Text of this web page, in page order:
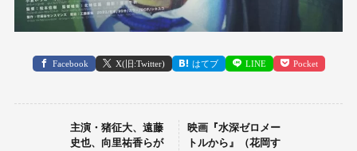
Facebook X(旧:Twitter) はてブ LINE Pocket
主演・猪征大、遠藤
史也、向里祐香らが
映画『水深ゼロメー
トルから』（花岡す